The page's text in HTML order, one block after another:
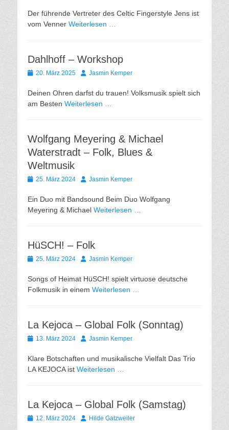
Der führende Vertreter des Celtic Fingerstyle Jens ist
vom Venner Weiterlesen …
Dahlhoff – Workshop
Gepostet
20. März 2025 AutorJasmin Kemper
Deinen Ohren darfst du trauen! Volksmusik spielt sich
am Besten Weiterlesen …
Wolfgang Meyering & Michael
Waterstradt – Folk, Blues &
Weltmusik
Gepostet
25. März 2024 AutorJasmin Kemper
Ein Duo mit Bandsound Beim Duo Wolfgang
Meyering & Michael Weiterlesen …
HüSCH! – Folk
Gepostet
25. März 2024 AutorJasmin Kemper
Songs of Heimat HüSCH! spielt virtuose deutsche
Folkmusik in einem Weiterlesen …
La Kejoca – Global Folk (Sonntag)
Gepostet
13. März 2024 AutorJasmin Kemper
Klare Botschaften und musikalische Vielfalt Das Trio
LA KEJOCA ist Weiterlesen …
La Kejoca – Global Folk (Samstag)
Gepostet
12. März 2024 AutorHilde Gatzweiler